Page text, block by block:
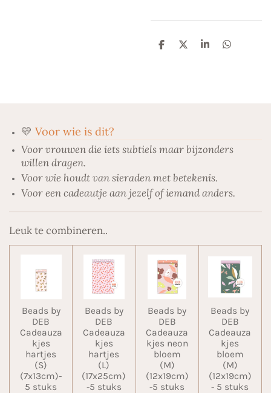
D
D
S
D
💛 Voor wie is dit?
Voor vrouwen die iets subtiels maar bijzonders
willen dragen.
Voor wie houdt van sieraden met betekenis.
Voor een cadeautje aan jezelf of iemand anders.
Leuk te combineren..
Beads by
DEB
Cadeauza
kjes
hartjes
(S)
(7x13cm)-
5 stuks
Beads by
DEB
Cadeauza
kjes
hartjes
(L)
(17x25cm)
-5 stuks
Beads by
DEB
Cadeauza
kjes neon
bloem
(M)
(12x19cm)
-5 stuks
Beads by
DEB
Cadeauza
kjes
bloem
(M)
(12x19cm)
- 5 stuks